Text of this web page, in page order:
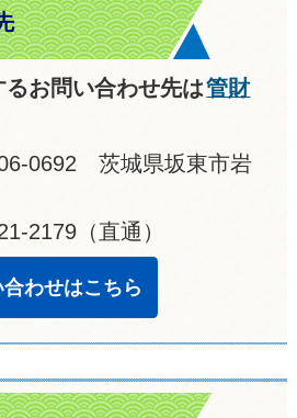
お問い合わせ先は管財
0692 茨城県坂東市岩
2179（直通）
わせはこちら